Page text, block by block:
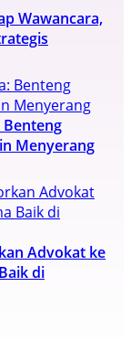
Wawancara,
Benteng
Menyerang
Advokat ke
di